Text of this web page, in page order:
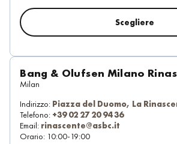
Scegliere
Bang & Olufsen Milano
Milan
Indirizzo: Piazza del Duomo, La
Telefono: +39 02 27 20 94 36
Email: rinascente@asbc.it
Orario: 10:00-19:00